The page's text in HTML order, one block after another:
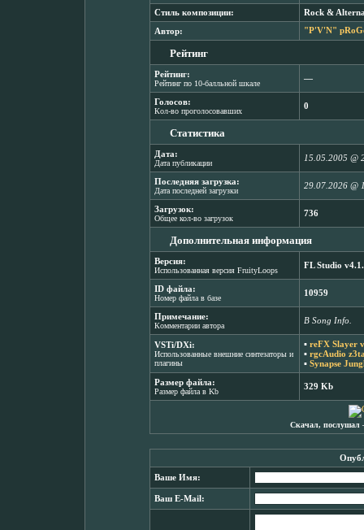
Стиль композиции: Rock &
Автор: "P'V'N"
Рейтинг
Рейтинг:
Рейтинг по 10-балльной шкале
―
Голосов:
Кол-во проголосовавших
0
Статистика
Дата:
Дата публикации
15.05.2005 @
Последняя загрузка:
Дата последней загрузки
29.07.2026 @
Загрузок:
Общее кол-во загрузок
736
Дополнительная информация
Версия:
Использованная версия FruityLoops
FL Studio
ID файла:
Номер файла в базе
10959
Примечание:
Комментарии автора
В Song Info.
VSTi/DXi:
Использованные внешние синтезаторы и
плагины
▪ reFX Slayer
▪ rgcAudio
▪ Synapse
Размер файла:
Размер файла в Kb
329 Kb
Скачал, послушал
Ваше Имя:
Ваш E-Mail: